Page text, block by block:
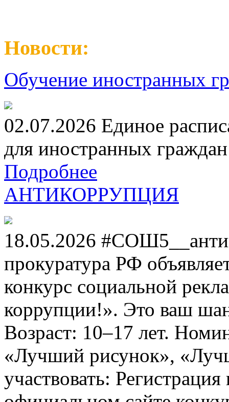
Новости:
Обучение иностранных
02.07.2026 Единое
для иностранных
Подробнее
АНТИКОРРУПЦИЯ
18.05.2026
прокуратура РФ
конкурс социальной
коррупции!». Это ваш
Возраст: 10–17 лет.
«Лучший рисунок»,
участвовать: